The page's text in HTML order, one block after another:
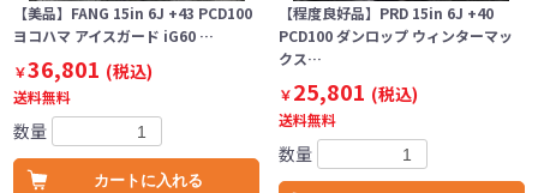
【美品】FANG 15in 6J +43 PCD100
ヨコハマ アイスガード iG60 …
￥36,801 (税込)
送料無料
数量
カートに入れる
【程度良好品】PRD 15in 6J +40
PCD100 ダンロップ ウィンターマッ
クス…
￥25,801 (税込)
送料無料
数量